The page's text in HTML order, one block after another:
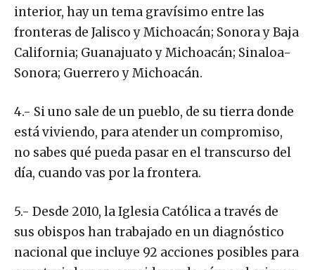
interior, hay un tema gravísimo entre las
fronteras de Jalisco y Michoacán; Sonora y Baja
California; Guanajuato y Michoacán; Sinaloa-
Sonora; Guerrero y Michoacán.
4.- Si uno sale de un pueblo, de su tierra donde
está viviendo, para atender un compromiso,
no sabes qué pueda pasar en el transcurso del
día, cuando vas por la frontera.
5.- Desde 2010, la Iglesia Católica a través de
sus obispos han trabajado en un diagnóstico
nacional que incluye 92 acciones posibles para